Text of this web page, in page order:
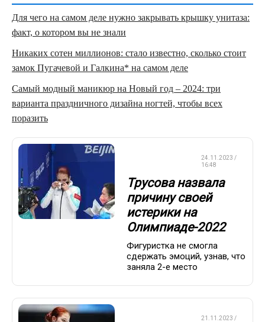
Для чего на самом деле нужно закрывать крышку унитаза:
факт, о котором вы не знали
Никаких сотен миллионов: стало известно, сколько стоит
замок Пугачевой и Галкина* на самом деле
Самый модный маникюр на Новый год – 2024: три
варианта праздничного дизайна ногтей, чтобы всех
поразить
24.11.2023 /
16:48
Трусова назвала
причину своей
истерики на
Олимпиаде-2022
Фигуристка не смогла
сдержать эмоций, узнав, что
заняла 2-е место
21.11.2023 /